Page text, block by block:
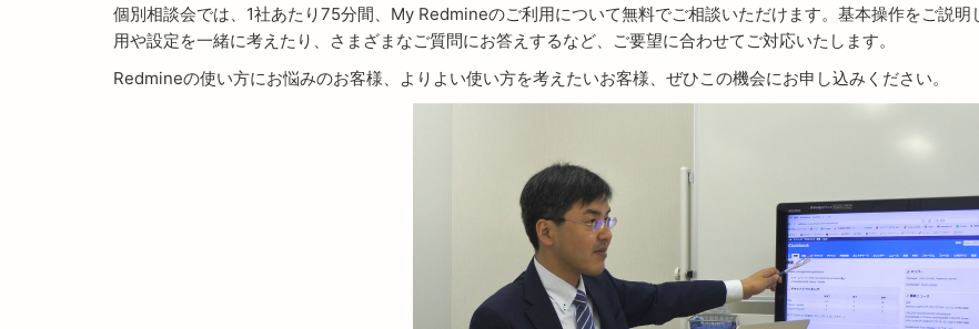
個別相談会では、1社あたり75分間、My Redmineのご利用について無料でご相談いただけます。基本操作をご説
用や設定を一緒に考えたり、さまざまなご質問にお答えするなど、ご要望に合わせてご対応いたします。
Redmineの使い方にお悩みのお客様、よりよい使い方を考えたいお客様、ぜひこの機会にお申し込みください。